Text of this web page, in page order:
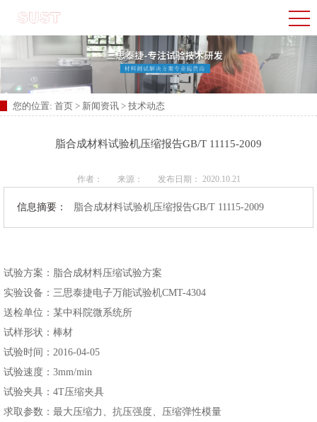
您的位置: 首页 > 新闻资讯 > 技术动态
脂合成材料试验机压缩报告GB/T 11115-2009
作者： 来源： 发布日期： 2020.10.21
信息摘要： 脂合成材料试验机压缩报告GB/T 11115-2009
试验方案：脂合成材料压缩试验方案
实验设备：三思泰捷电子万能试验机CMT-4304
送检单位：某中科院微系统所
试样形状：棒材
试验时间：2016-04-05
试验速度：3mm/min
试验夹具：4T压缩夹具
求取参数：最大压缩力、抗压强度、压缩弹性模量